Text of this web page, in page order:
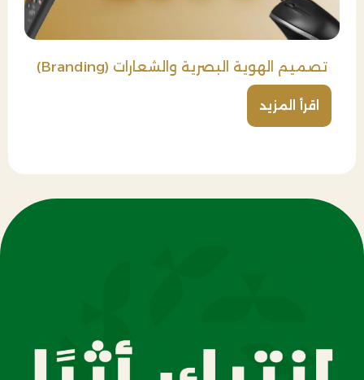
تصميم الهوية البصرية والشعارات (Branding)
اقرأ المزيد